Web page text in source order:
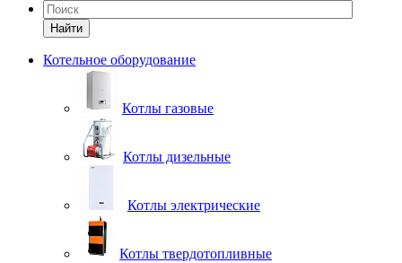
Найти
Котельное оборудование
Котлы газовые
Котлы дизельные
Котлы электрические
Котлы твердотопливные